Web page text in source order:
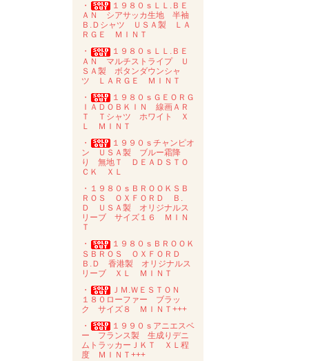
・
１９８０ｓＬＬ.ＢＥ
ＡＮ シアサッカ生地 半袖
Ｂ.Ｄシャツ ＵＳＡ製 ＬＡ
ＲＧＥ ＭＩＮＴ
・
１９８０ｓＬＬ.ＢＥ
ＡＮ マルチストライプ Ｕ
ＳＡ製 ボタンダウンシャ
ツ ＬＡＲＧＥ ＭＩＮＴ
・
１９８０ｓＧＥＯＲＧ
ＩＡＤＯＢＫＩＮ 線画ＡＲ
Ｔ Ｔシャツ ホワイト Ｘ
Ｌ ＭＩＮＴ
・
１９９０ｓチャンピオ
ン ＵＳＡ製 ブルー霜降
り 無地Ｔ ＤＥＡＤＳＴＯ
ＣＫ ＸＬ
・１９８０ｓＢＲＯＯＫＳＢ
ＲＯＳ ＯＸＦＯＲＤ Ｂ.
Ｄ ＵＳＡ製 オリジナルス
リーブ サイズ１６ ＭＩＮ
Ｔ
・
１９８０ｓＢＲＯＯＫ
ＳＢＲＯＳ ＯＸＦＯＲＤ
Ｂ.Ｄ 香港製 オリジナルス
リーブ ＸＬ ＭＩＮＴ
・
ＪＭ.ＷＥＳＴＯＮ
１８０ローファー ブラッ
ク サイズ８ ＭＩＮＴ+++
・
１９９０ｓアニエスベ
ー フランス製 生成りデニ
ムトラッカーＪＫＴ ＸＬ程
度 ＭＩＮＴ+++